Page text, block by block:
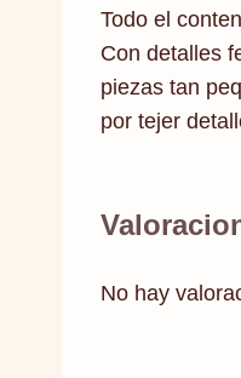
Todo el
Con detalles
piezas tan
por tejer
No hay